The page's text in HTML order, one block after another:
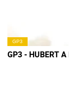
GP3
GP3 - HUBERT